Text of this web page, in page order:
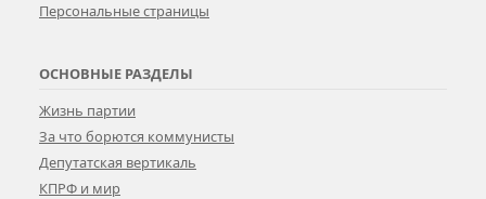
Персональные страницы
ОСНОВНЫЕ РАЗДЕЛЫ
Жизнь партии
За что борются коммунисты
Депутатская вертикаль
КПРФ и мир